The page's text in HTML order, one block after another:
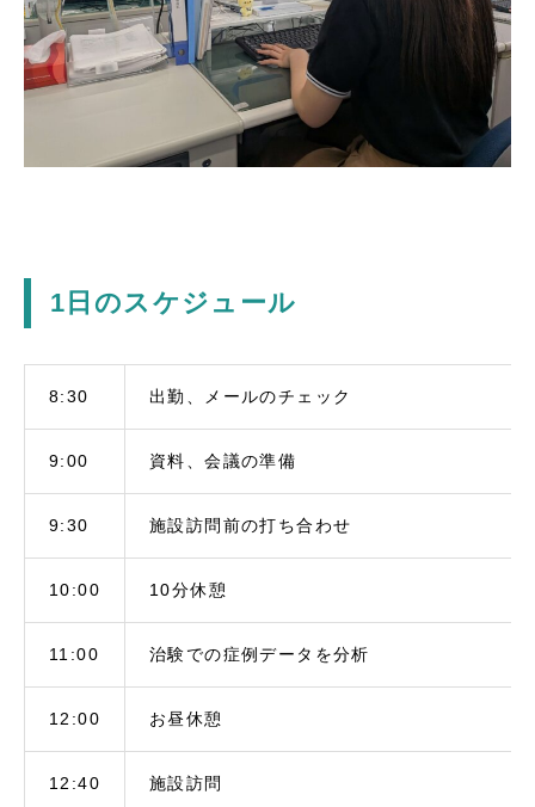
1日のスケジュール
8:30 出勤、メールのチェック
9:00 資料、会議の準備
9:30 施設訪問前の打ち合わせ
10:00 10分休憩
11:00 治験での症例データを分析
12:00 お昼休憩
12:40 施設訪問